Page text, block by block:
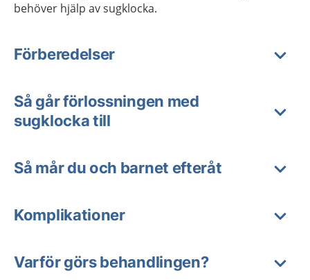
behöver hjälp av sugklocka.
Förberedelser
Så går förlossningen med
sugklocka till
Så mår du och barnet efteråt
Komplikationer
Varför görs behandlingen?